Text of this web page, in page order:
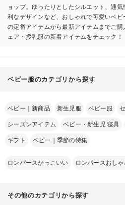
ョップ。ゆったりとしたシルエット、通
利なデザインなど、おしゃれで可愛いベ
の定番アイテムから最新アイテムまでご
ェア・授乳服の新着アイテムをチェック！
ベビー服のカテゴリから探す
ベビー｜新商品 新生児服 ベビー服
シーズンアイテム ベビー・新生児 寝具
ギフト ベビー｜季節の特集
ロンパースかっこいい ロンパースおし
その他のカテゴリから探す
お気に入り商品を